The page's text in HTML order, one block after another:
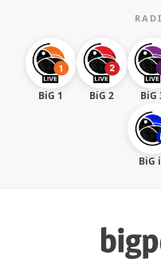
BiG 1 BiG 2 BiG
BiG